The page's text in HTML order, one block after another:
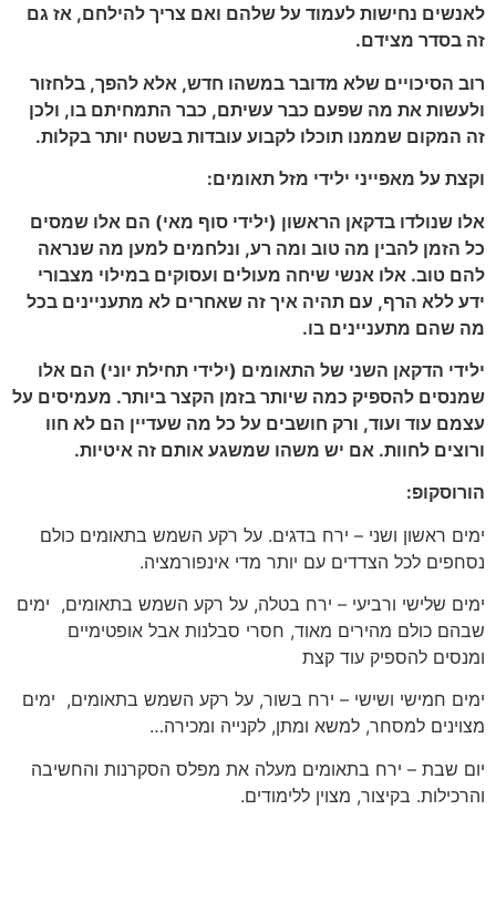
לאנשים נחישות לעמוד על שלהם ואם צריך להילחם, אז גם
זה בסדר מצידם.
רוב הסיכויים שלא מדובר במשהו חדש, אלא להפך, בלחזור
ולעשות את מה שפעם כבר עשיתם, כבר התמחיתם בו, ולכן
זה המקום שממנו תוכלו לקבוע עובדות בשטח יותר בקלות.
וקצת על מאפייני ילידי מזל תאומים:
אלו שנולדו בדקאן הראשון (ילידי סוף מאי) הם אלו שמסים
כל הזמן להבין מה טוב ומה רע, ונלחמים למען מה שנראה
להם טוב. אלו אנשי שיחה מעולים ועסוקים במילוי מצבורי
ידע ללא הרף, עם תהיה איך זה שאחרים לא מתעניינים בכל
מה שהם מתעניינים בו.
ילידי הדקאן השני של התאומים (ילידי תחילת יוני) הם אלו
שמנסים להספיק כמה שיותר בזמן הקצר ביותר. מעמיסים על
עצמם עוד ועוד, ורק חושבים על כל מה שעדיין הם לא חוו
ורוצים לחוות. אם יש משהו שמשגע אותם זה איטיות.
הורוסקופ:
ימים ראשון ושני – ירח בדגים. על רקע השמש בתאומים כולם
נסחפים לכל הצדדים עם יותר מדי אינפורמציה.
ימים שלישי ורביעי – ירח בטלה, על רקע השמש בתאומים, ימים
שבהם כולם מהירים מאוד, חסרי סבלנות אבל אופטימיים
ומנסים להספיק עוד קצת
ימים חמישי ושישי – ירח בשור, על רקע השמש בתאומים, ימים
מצוינים למסחר, למשא ומתן, לקנייה ומכירה…
יום שבת – ירח בתאומים מעלה את מפלס הסקרנות והחשיבה
והרכילות. בקיצור, מצוין ללימודים.